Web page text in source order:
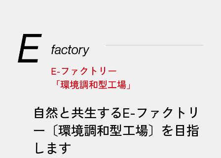
自然と共生するE-ファクトリ
ー〔環境調和型工場〕を目指
します